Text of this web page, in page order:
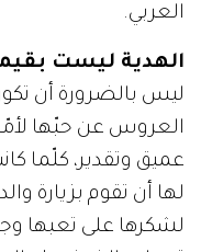
العربي.
الهدية ليست
ليس بالضرورة أن
العروس عن حبّها
عميق وتقدير، كلّما
لها أن تقوم بزيارة
لشكرها على تعبها